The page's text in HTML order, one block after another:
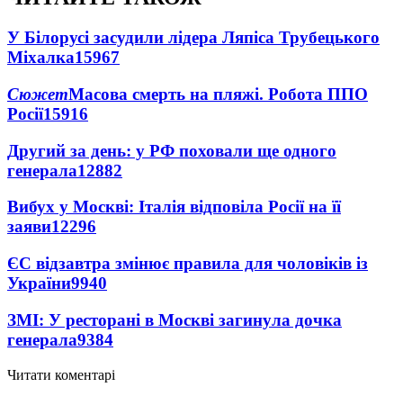
У Білорусі засудили лідера Ляпіса Трубецького
Міхалка15967
СюжетМасова смерть на пляжі. Робота ППО
Росії15916
Другий за день: у РФ поховали ще одного
генерала12882
Вибух у Москві: Італія відповіла Росії на її
заяви12296
ЄС відзавтра змінює правила для чоловіків із
України9940
ЗМІ: У ресторані в Москві загинула дочка
генерала9384
Читати коментарі